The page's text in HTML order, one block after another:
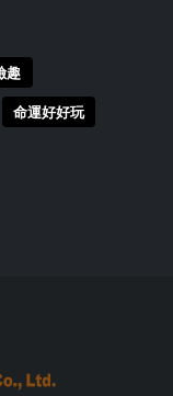
趣
命運好好玩